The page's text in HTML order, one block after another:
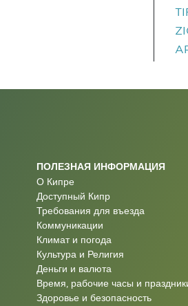
ПОЛЕЗНАЯ ИНФОРМАЦИЯ
О Кипре
Доступный Кипр
Требования для въезда
Коммуникации
Климат и погода
Культура и Религия
Деньги и валюта
Время, рабочие часы и
Здоровье и безопасность